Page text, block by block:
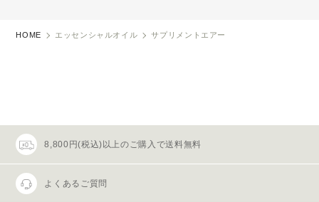
HOME エッセンシャルオイル サプリメントエアー
8,800円(税込)以上のご購入で送料無料
よくあるご質問